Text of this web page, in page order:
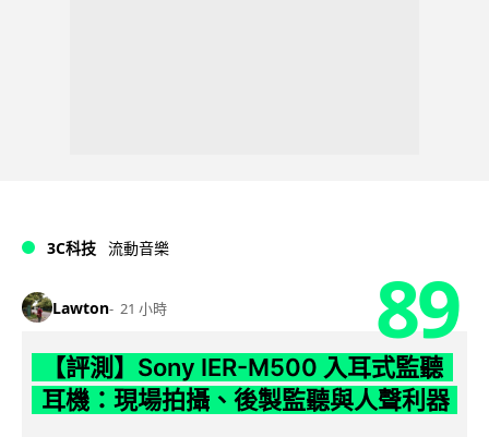
3C科技 流動音樂
Lawton 21 小時 89
【評測】Sony IER-M500 入耳式監聽
耳機：現場拍攝、後製監聽與人聲利器